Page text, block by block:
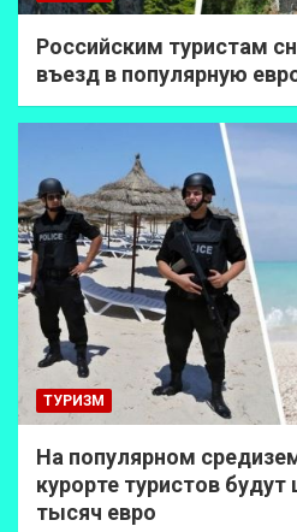
Российским туристам
въезд в популярную
ТУРИЗМ
На популярном
курорте туристов
тысяч евро